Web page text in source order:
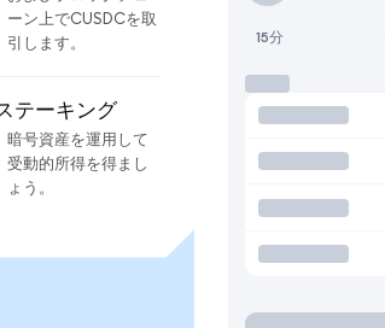
ーン上でCUSDCを取
引します。
テーキング
暗号資産を運用して
受動的所得を得まし
ょう。
15分